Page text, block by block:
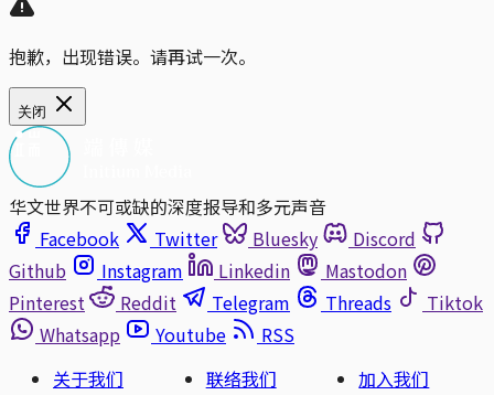
抱歉，出现错误。请再试一次。
关闭
华文世界不可或缺的深度报导和多元声音
Facebook
Twitter Bluesky
Discord
Github
Instagram Linkedin
Mastodon
Pinterest
Reddit Telegram Threads
Tiktok
Whatsapp
Youtube
RSS
关于我们
联络我们
加入我们